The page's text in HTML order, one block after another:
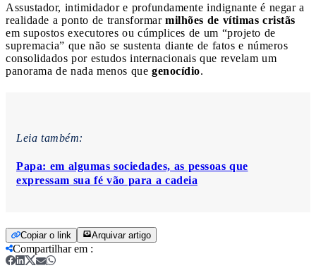
Assustador, intimidador e profundamente indignante é negar a
realidade a ponto de transformar milhões de vítimas cristãs
em supostos executores ou cúmplices de um “projeto de
supremacia” que não se sustenta diante de fatos e números
consolidados por estudos internacionais que revelam um
panorama de nada menos que genocídio.
Leia também:
Papa: em algumas sociedades, as pessoas que
expressam sua fé vão para a cadeia
Copiar o link Arquivar artigo
Compartilhar em :